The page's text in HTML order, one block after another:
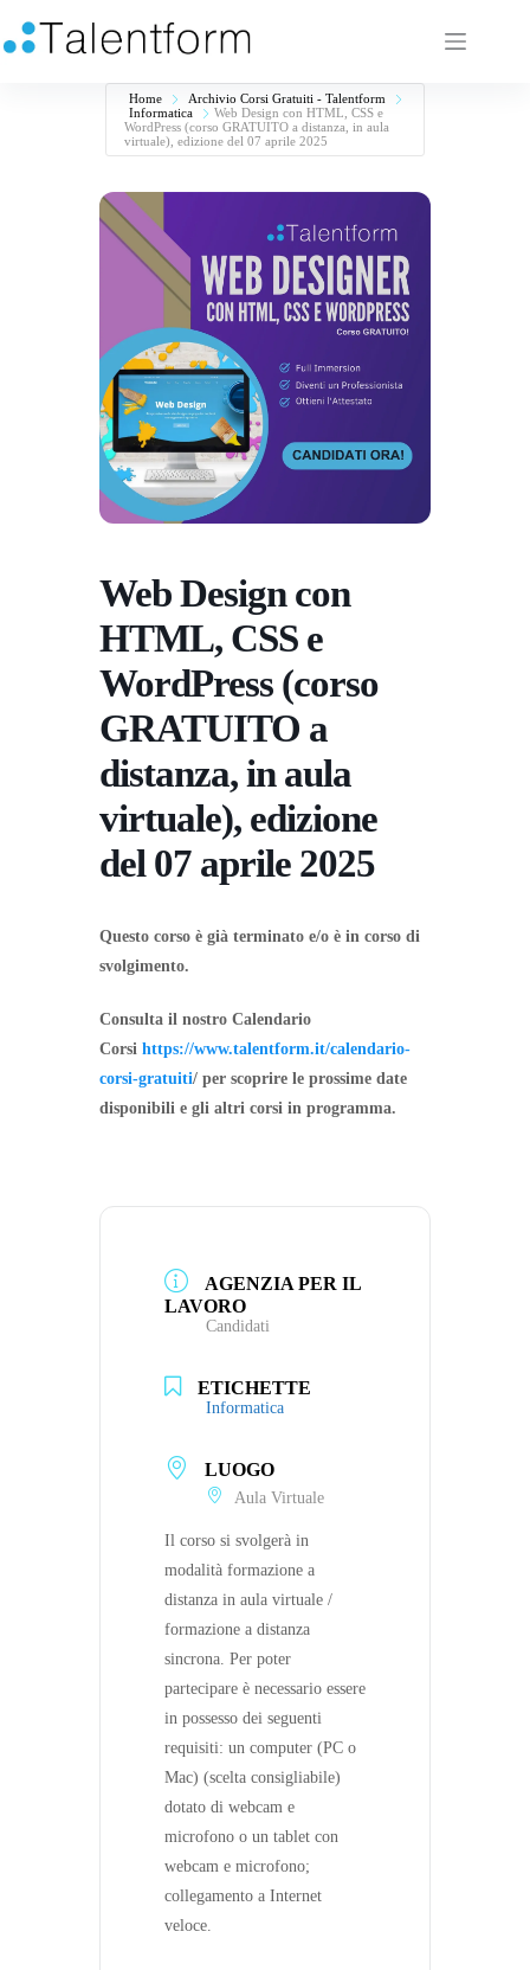
Home
Archivio Corsi Gratuiti - Talentform
Informatica
Web Design con HTML, CSS e
WordPress (corso GRATUITO a distanza, in aula
virtuale), edizione del 07 aprile 2025
Web Design con
HTML, CSS e
WordPress (corso
GRATUITO a
distanza, in aula
virtuale), edizione
del 07 aprile 2025
Questo corso è già terminato e/o è in corso di
svolgimento.
Consulta il nostro Calendario
Corsi https://www.talentform.it/calendario-
corsi-gratuiti/ per scoprire le prossime date
disponibili e gli altri corsi in programma.
AGENZIA PER IL
LAVORO
Candidati
ETICHETTE
Informatica
LUOGO
Aula Virtuale
Il corso si svolgerà in
modalità formazione a
distanza in aula virtuale /
formazione a distanza
sincrona. Per poter
partecipare è necessario essere
in possesso dei seguenti
requisiti: un computer (PC o
Mac) (scelta consigliabile)
dotato di webcam e
microfono o un tablet con
webcam e microfono;
collegamento a Internet
veloce.